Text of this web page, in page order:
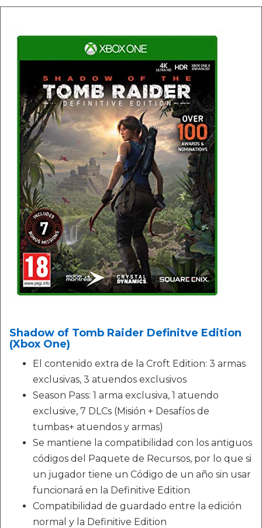
Shadow of Tomb Raider Definitve Edition
(Xbox One)
El contenido extra de la Croft Edition: 3 armas
exclusivas, 3 atuendos exclusivos
Season Pass: 1 arma exclusiva, 1 atuendo
exclusive, 7 DLCs (Misión + Desafíos de
tumbas+ atuendos y armas)
Se mantiene la compatibilidad con los antiguos
códigos del Paquete de Recursos, por lo que si
un jugador tiene un Código de un año sin usar
funcionará en la Definitive Edition
Compatibilidad de guardado entre la edición
normal y la Definitive Edition